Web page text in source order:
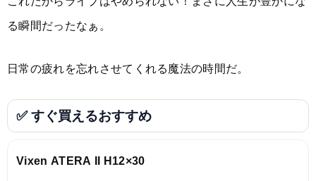
る瞬間だったなぁ。
日常の疲れを忘れさせてくれる魔法の時間だ。
✅ すぐ買えるおすすめ
Vixen ATERA II H12×30